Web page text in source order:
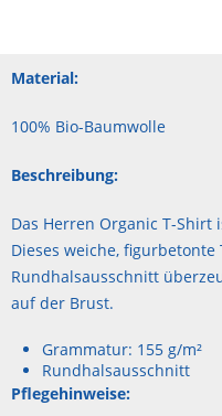
Material:
100% Bio-Baumwolle
Beschreibung:
Das Herren Organic T-
Dieses weiche,
Rundhalsausschnitt
auf der Brust.
Grammatur: 155 g/m²
Rundhalsausschnitt
Pflegehinweise: